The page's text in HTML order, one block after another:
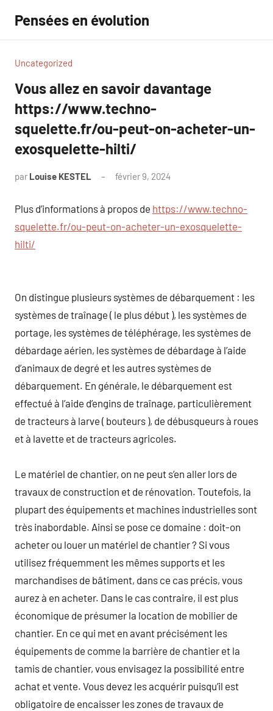
contenu
Pensées en évolution
Uncategorized
Vous allez en savoir davantage
https://www.techno-
squelette.fr/ou-peut-on-acheter-un-
exosquelette-hilti/
par Louise KESTEL février 9, 2024
Plus d’informations à propos de https://www.techno-
squelette.fr/ou-peut-on-acheter-un-exosquelette-
hilti/
On distingue plusieurs systèmes de débarquement : les
systèmes de traînage ( le plus début ), les systèmes de
portage, les systèmes de téléphérage, les systèmes de
débardage aérien, les systèmes de débardage à l’aide
d’animaux de degré et les autres systèmes de
débarquement. En générale, le débarquement est
effectué à l’aide d’engins de traînage, particulièrement
de tracteurs à larve ( bouteurs ), de débusqueurs à roues
et à lavette et de tracteurs agricoles.
Le matériel de chantier, on ne peut s’en aller lors de
travaux de construction et de rénovation. Toutefois, la
plupart des équipements et machines industrielles sont
très inabordable. Ainsi se pose ce domaine : doit-on
acheter ou louer un matériel de chantier ? Si vous
utilisez fréquemment les mêmes supports et les
marchandises de bâtiment, dans ce cas précis, vous
aurez à en acheter. Dans le cas contraire, il est plus
économique de présumer la location de mobilier de
chantier. En ce qui met en avant précisément les
équipements de comme la barrière de chantier et la
tamis de chantier, vous envisagez la possibilité entre
achat et vente. Vous devez les acquérir puisqu’il est
obligatoire de encaisser les zones de travaux de